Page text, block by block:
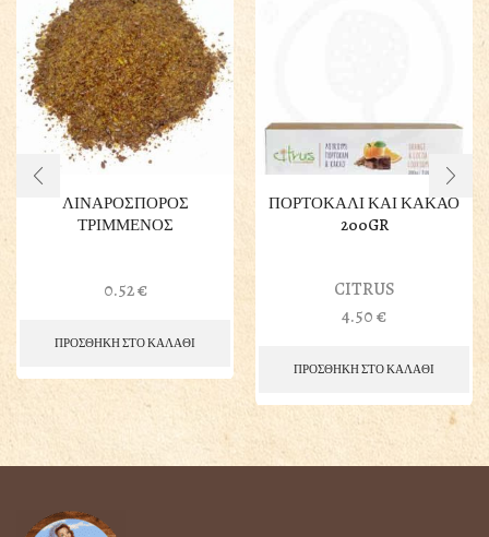
ΛΙΝΑΡΟΣΠΟΡΟΣ
ΤΡΙΜΜΕΝΟΣ
0.52€
ΠΡΟΣΘΗΚΗ ΣΤΟ ΚΑΛΑΘΙ
ΠΟΡΤΟΚΑΛΙ ΚΑΙ ΚΑΚΑΟ
200GR
CITRUS
4.50€
ΠΡΟΣΘΗΚΗ ΣΤΟ ΚΑΛΑΘΙ